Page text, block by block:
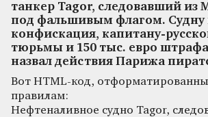
танкер Tagor, следовавший из
под фальшивым флагом. Судну
конфискация, капитану-
тюрьмы и 150 тыс. евро
назвал действия Парижа
Вот HTML-код,
правилам:
Нефтеналивное судно Tagor,